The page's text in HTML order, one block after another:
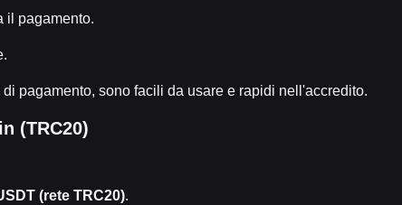
il pagamento.
pagamento, sono facili da usare e rapidi nell'accredito.
(TRC20)
(rete TRC20).